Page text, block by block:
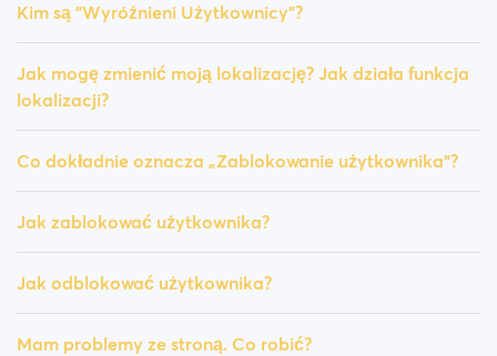
Kim są "Wyróżnieni Użytkownicy"?
Jak mogę zmienić moją lokalizację? Jak działa funkcja
lokalizacji?
Co dokładnie oznacza „Zablokowanie użytkownika”?
Jak zablokować użytkownika?
Jak odblokować użytkownika?
Mam problemy ze stroną. Co robić?